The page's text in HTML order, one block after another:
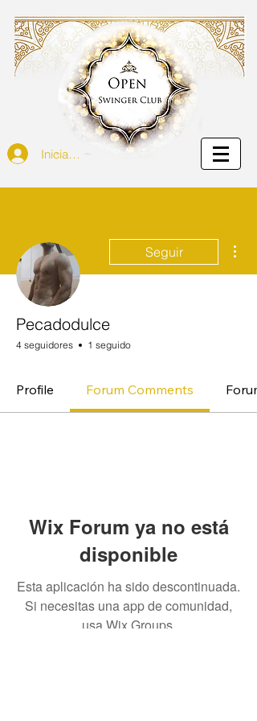
Iniciar sesión
Seguir
Pecadodulce
4 seguidores 1 seguido
Profile Forum Comments
Wix Forum ya no está
disponible
Esta aplicación ha sido descontinuada.
Si necesitas una app de comunidad,
usa Wix Groups.